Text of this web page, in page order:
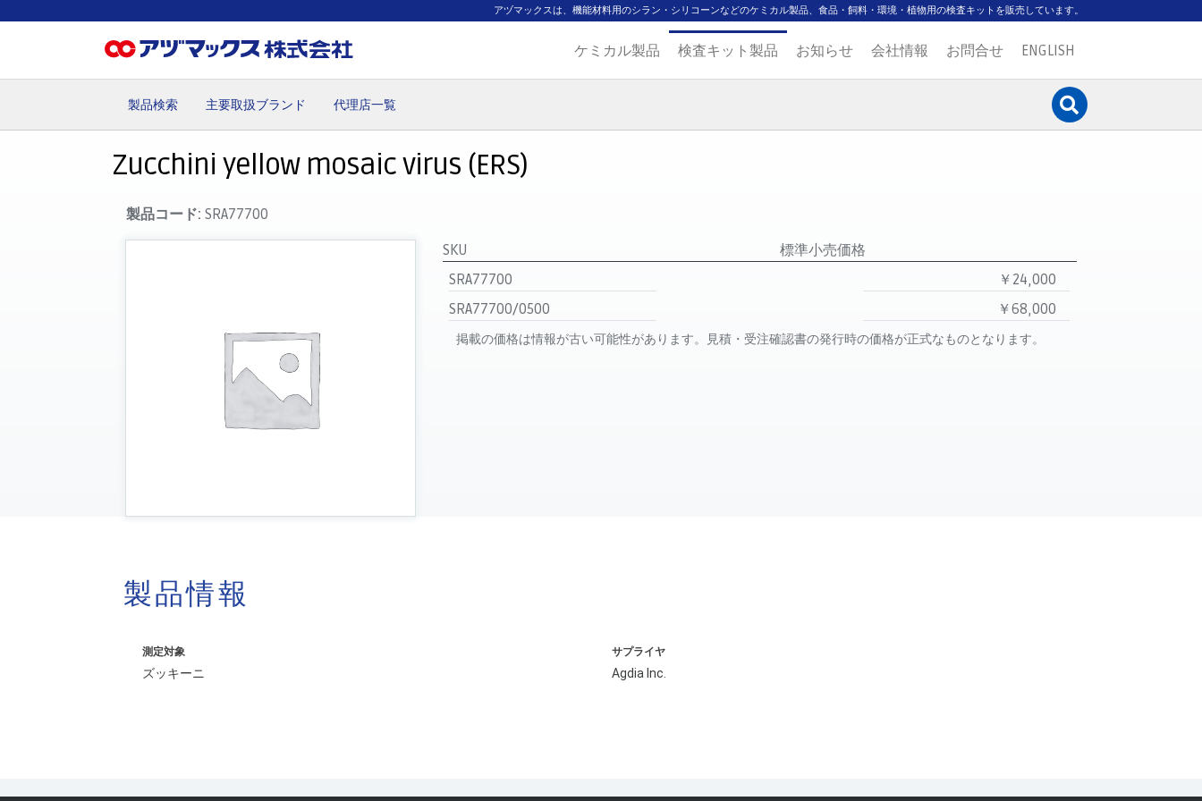
アヅマックスは、機能材料用のシラン・シリコーンなどのケミカル製品、食品・飼料・環境・植物用の検査キットを販売しています。
ケミカル製品 検査キット製品 お知らせ 会社情報 お問合せ ENGLISH
製品検索 主要取扱ブランド 代理店一覧
Zucchini yellow mosaic virus (ERS)
製品コード:SRA77700
SKU
標準小売価格
SRA77700
￥24,000
SRA77700/0500
￥68,000
掲載の価格は情報が古い可能性があります。見積・受注確認書の発行時の価格が正式なものとなります。
製品情報
測定対象
ズッキーニ
サプライヤ
Agdia Inc.